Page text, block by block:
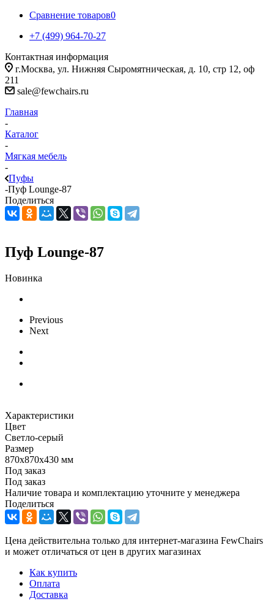
Сравнение товаров0
+7 (499) 964-70-27
Контактная информация
г.Москва, ул. Нижняя Сыромятническая, д. 10, стр 12, оф
211
sale@fewchairs.ru
Главная
-
Каталог
-
Мягкая мебель
-
Пуфы
-Пуф Lounge-87
Поделиться
Пуф Lounge-87
Новинка
Previous
Next
Характеристики
Цвет
Светло-серый
Размер
870х870х430 мм
Под заказ
Под заказ
Наличие товара и комплектацию уточните у менеджера
Поделиться
Цена действительна только для интернет-магазина FewChairs
и может отличаться от цен в других магазинах
Как купить
Оплата
Доставка